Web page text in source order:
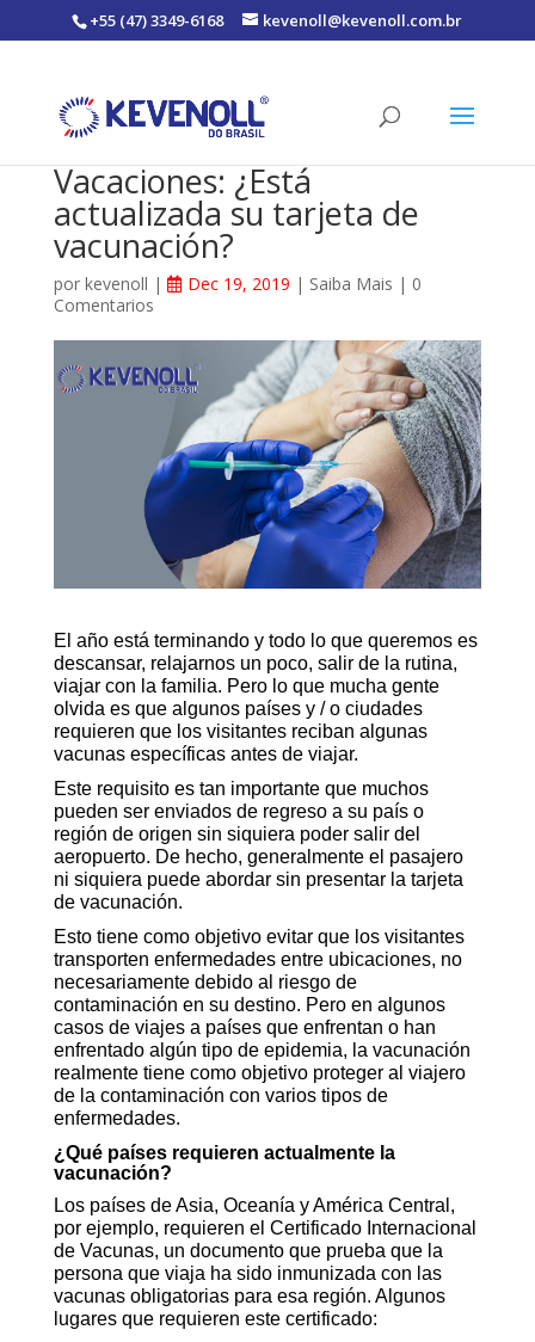
+55 (47) 3349-6168 kevenoll@kevenoll.com.br
Vacaciones: ¿Está
actualizada su tarjeta de
vacunación?
por kevenoll | Dec 19, 2019 | Saiba Mais | 0
Comentarios
El año está terminando y todo lo que queremos es
descansar, relajarnos un poco, salir de la rutina,
viajar con la familia. Pero lo que mucha gente
olvida es que algunos países y / o ciudades
requieren que los visitantes reciban algunas
vacunas específicas antes de viajar.
Este requisito es tan importante que muchos
pueden ser enviados de regreso a su país o
región de origen sin siquiera poder salir del
aeropuerto. De hecho, generalmente el pasajero
ni siquiera puede abordar sin presentar la tarjeta
de vacunación.
Esto tiene como objetivo evitar que los visitantes
transporten enfermedades entre ubicaciones, no
necesariamente debido al riesgo de
contaminación en su destino. Pero en algunos
casos de viajes a países que enfrentan o han
enfrentado algún tipo de epidemia, la vacunación
realmente tiene como objetivo proteger al viajero
de la contaminación con varios tipos de
enfermedades.
¿Qué países requieren actualmente la
vacunación?
Los países de Asia, Oceanía y América Central,
por ejemplo, requieren el Certificado Internacional
de Vacunas, un documento que prueba que la
persona que viaja ha sido inmunizada con las
vacunas obligatorias para esa región. Algunos
lugares que requieren este certificado: